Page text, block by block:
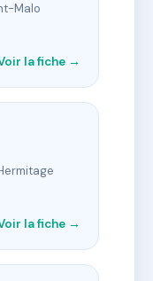
Malo
la fiche →
la fiche →